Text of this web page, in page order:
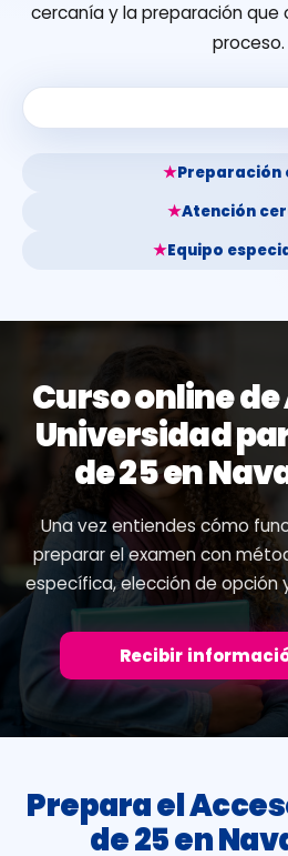
cercanía y la preparación
proceso.
★Preparación
★Atención
★Equipo
Curso online de
Universidad
de 25 en
Una vez entiendes cómo
preparar el examen con
específica, elección de opción
Recibir
Prepara el
de 25 en